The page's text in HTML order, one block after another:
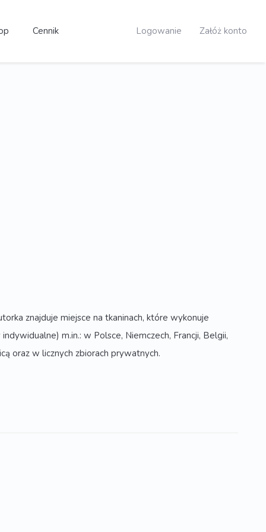
Cennik Logowanie Załóż konto
znajduje miejsce na tkaninach, które wykonuje
m.in.: w Polsce, Niemczech, Francji, Belgii,
oraz w licznych zbiorach prywatnych.